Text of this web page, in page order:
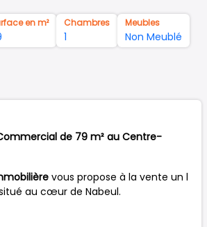
en m² Chambres
1
Meubles
Non Meublé
Commercial de 79 m² au Centre-
vous propose à la vente un l
au cœur de Nabeul.